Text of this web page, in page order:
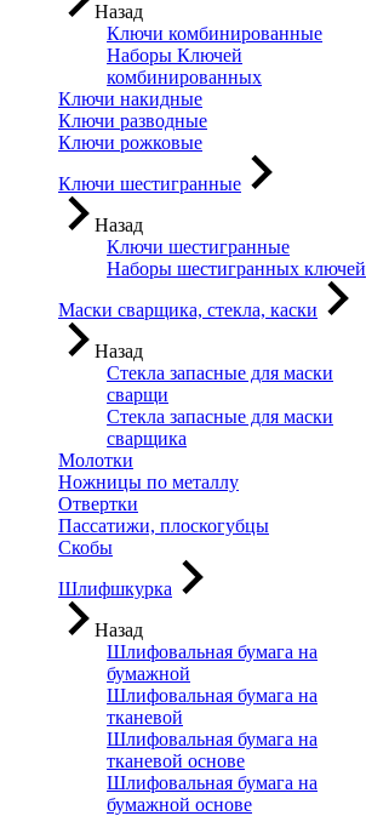
Назад
Ключи комбинированные
Наборы Ключей
комбинированных
Ключи накидные
Ключи разводные
Ключи рожковые
Ключи шестигранные
Назад
Ключи шестигранные
Наборы шестигранных ключей
Маски сварщика, стекла, каски
Назад
Стекла запасные для маски
сварщи
Стекла запасные для маски
сварщика
Молотки
Ножницы по металлу
Отвертки
Пассатижи, плоскогубцы
Скобы
Шлифшкурка
Назад
Шлифовальная бумага на
бумажной
Шлифовальная бумага на
тканевой
Шлифовальная бумага на
тканевой основе
Шлифовальная бумага на
бумажной основе